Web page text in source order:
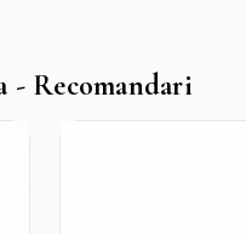
- Recomandari